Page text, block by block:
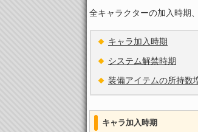
全キャラクターの加入時期
キャラ加入時期
システム解禁時期
装備アイテムの所持数
キャラ加入時期